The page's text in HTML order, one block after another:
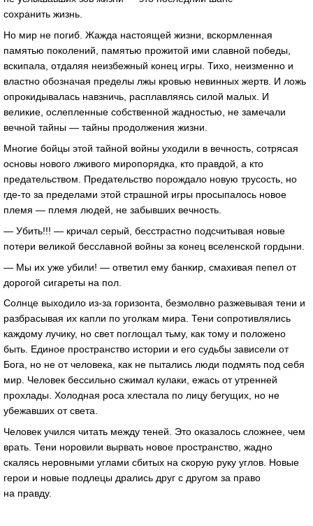
сохранить жизнь.
Но мир не погиб. Жажда настоящей жизни, вскормленная
памятью поколений, памятью прожитой ими славной победы,
вскипала, отдаляя неизбежный конец игры. Тихо, неизменно и
властно обозначая пределы лжы кровью невинных жертв. И ложь
опрокидывалась навзничь, расплавляясь силой малых. И
великие, ослепленные собственной жадностью, не замечали
вечной тайны — тайны продолжения жизни.
Многие бойцы этой тайной войны уходили в вечность, сотрясая
основы нового лживого миропорядка, кто правдой, а кто
предательством. Предательство порождало новую трусость, но
где-то за пределами этой страшной игры просыпалось новое
племя — племя людей, не забывших вечность.
— Убить!!! — кричал серый, бесстрастно подсчитывая новые
потери великой бесславной войны за конец вселенской гордыни.
— Мы их уже убили! — ответил ему банкир, смахивая пепел от
дорогой сигареты на пол.
Солнце выходило из-за горизонта, безмолвно разжевывая тени и
разбрасывая их капли по уголкам мира. Тени сопротивлялись
каждому лучику, но свет поглощал тьму, как тому и положено
быть. Единое пространство истории и его судьбы зависели от
Бога, но не от человека, как не пытались люди подмять под себя
мир. Человек бессильно сжимал кулаки, ежась от утренней
прохлады. Холодная роса хлестала по лицу бегущих, но не
убежавших от света.
Человек учился читать между теней. Это оказалось сложнее, чем
врать. Тени норовили вырвать новое пространство, жадно
скалясь неровными углами сбитых на скорую руку углов. Новые
герои и новые подлецы дрались друг с другом за право
на правду.